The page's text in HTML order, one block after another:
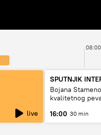
08:00
live
SPUTNJIK
Bojana
kvalitetnog
16:00 30 min